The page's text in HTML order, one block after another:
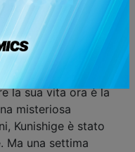
A causa della fama
durante un conflitto
lavorando i metalli e
cambiato,
la sua vita ora è la
misteriosa
Kunishige è stato
Ma una settima